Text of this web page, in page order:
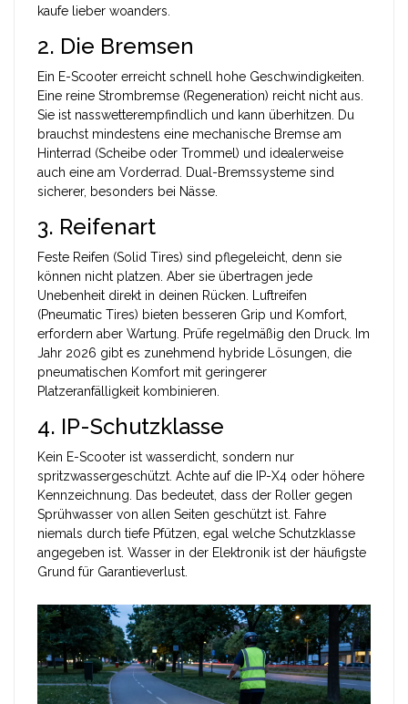
kaufe lieber woanders.
2. Die Bremsen
Ein E-Scooter erreicht schnell hohe Geschwindigkeiten.
Eine reine Strombremse (Regeneration) reicht nicht aus.
Sie ist nasswetterempfindlich und kann überhitzen. Du
brauchst mindestens eine mechanische Bremse am
Hinterrad (Scheibe oder Trommel) und idealerweise
auch eine am Vorderrad. Dual-Bremssysteme sind
sicherer, besonders bei Nässe.
3. Reifenart
Feste Reifen (Solid Tires) sind pflegeleicht, denn sie
können nicht platzen. Aber sie übertragen jede
Unebenheit direkt in deinen Rücken. Luftreifen
(Pneumatic Tires) bieten besseren Grip und Komfort,
erfordern aber Wartung. Prüfe regelmäßig den Druck. Im
Jahr 2026 gibt es zunehmend hybride Lösungen, die
pneumatischen Komfort mit geringerer
Platzeranfälligkeit kombinieren.
4. IP-Schutzklasse
Kein E-Scooter ist wasserdicht, sondern nur
spritzwassergeschützt. Achte auf die IP-X4 oder höhere
Kennzeichnung. Das bedeutet, dass der Roller gegen
Sprühwasser von allen Seiten geschützt ist. Fahre
niemals durch tiefe Pfützen, egal welche Schutzklasse
angegeben ist. Wasser in der Elektronik ist der häufigste
Grund für Garantieverlust.